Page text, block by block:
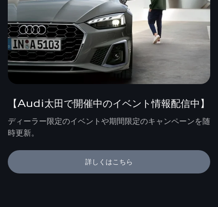
【Audi太田で開催中のイベント情報配信中】
ディーラー限定のイベントや期間限定のキャンペーンを随
時更新。
詳しくはこちら